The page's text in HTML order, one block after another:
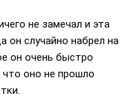
не замечал и эта
он случайно набрел на
он очень быстро
оно не прошло